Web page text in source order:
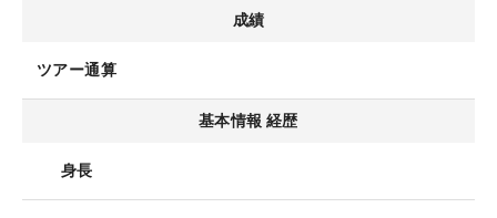
成績
ツアー通算
基本情報 経歴
身長